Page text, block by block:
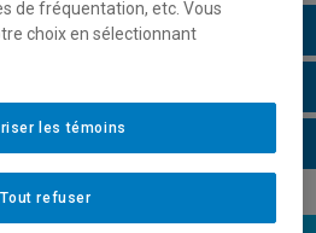
de fréquentation, etc. Vous
choix en sélectionnant
Tout refuser
les témoins